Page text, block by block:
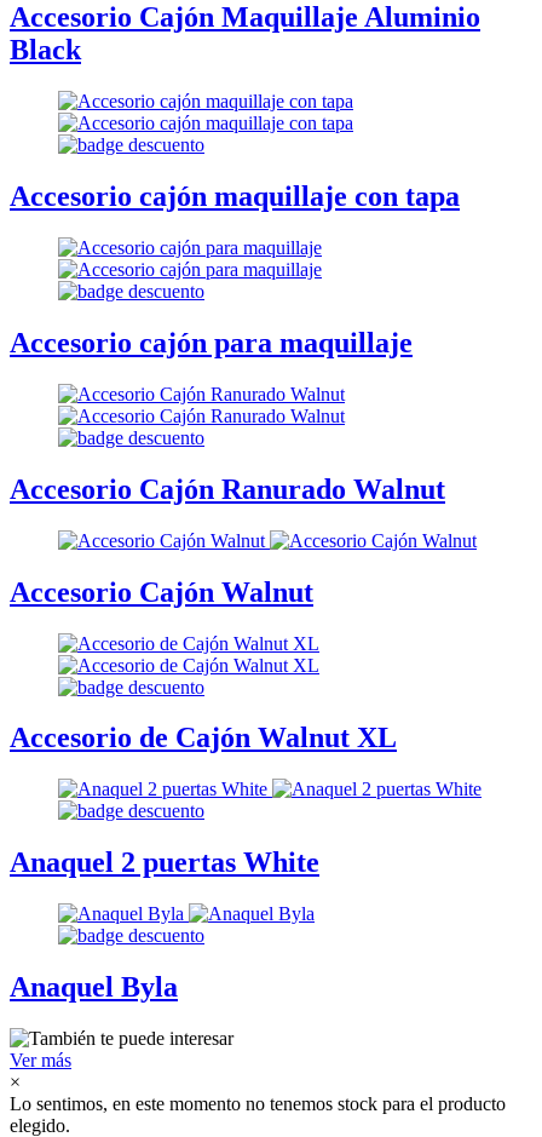
Accesorio Cajón Maquillaje Aluminio
Black
Accesorio cajón maquillaje con tapa
Accesorio cajón para maquillaje
Accesorio Cajón Ranurado Walnut
Accesorio Cajón Walnut
Accesorio de Cajón Walnut XL
Anaquel 2 puertas White
Anaquel Byla
Ver más
×
Lo sentimos, en este momento no tenemos stock para el producto
elegido.